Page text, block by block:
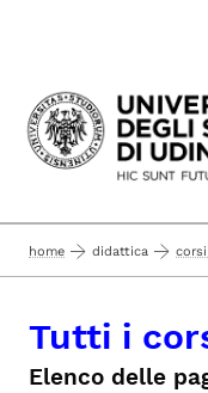
Passa al
home didattica
Tutti i
Elenco delle